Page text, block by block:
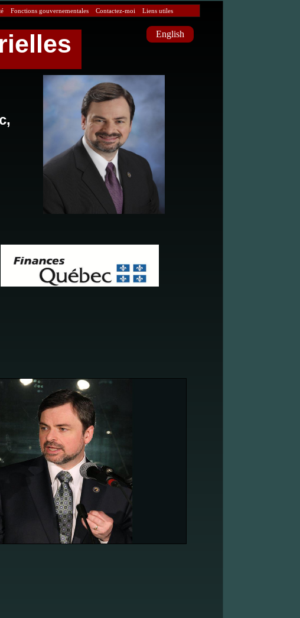
English
Fonctions gouvernementales Contactez-moi Liens utiles